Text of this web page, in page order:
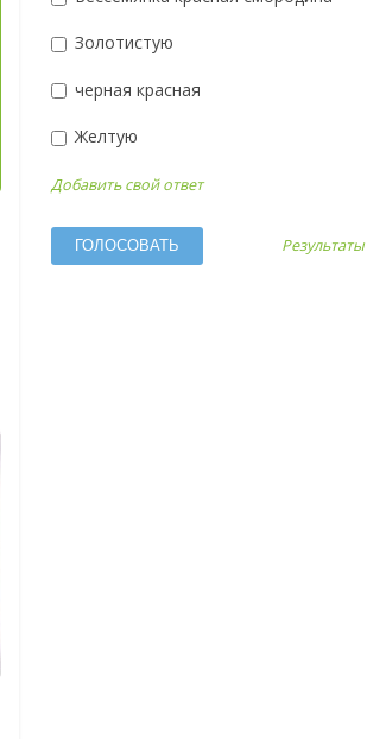
Золотистую
черная красная
Желтую
Добавить свой ответ
Результаты